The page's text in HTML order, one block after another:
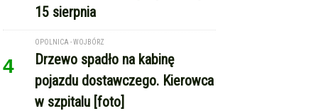
15 sierpnia
4
OPOLNICA - WOJBÓRZ
Drzewo spadło na kabinę
pojazdu dostawczego. Kierowca
w szpitalu [foto]